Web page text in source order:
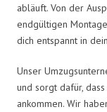
abläuft. Von der
endgültigen
dich entspannt in
Unser
und sorgt dafür,
ankommen. Wir